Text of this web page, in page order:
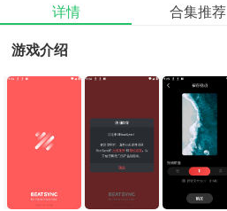
详情 合集推荐
游戏介绍